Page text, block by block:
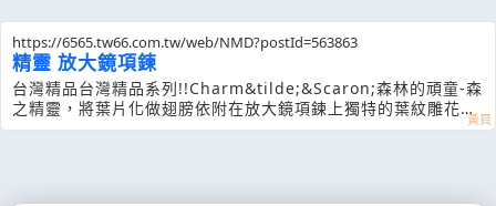
https://6565.tw66.com.tw/web/NMD?postId=563863
精靈 放大鏡項鍊
台灣精品台灣精品系列!!Charm&tilde;&Scaron;森林的頑童-森
之精靈，將葉片化做翅膀依附在放大鏡項鍊上獨特的葉紋雕花與
荷葉流線型設計，大地氣息百分百限量贈送的絨布錦囊讓您收納